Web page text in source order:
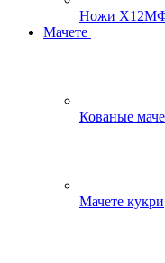
Ножи
Мачете
Кованые
Мачете кукри